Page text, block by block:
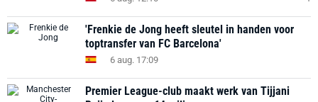
'Frenkie de Jong heeft sleutel in handen voor
toptransfer van FC Barcelona'
6 aug. 17:09
Premier League-club maakt werk van Tijjani